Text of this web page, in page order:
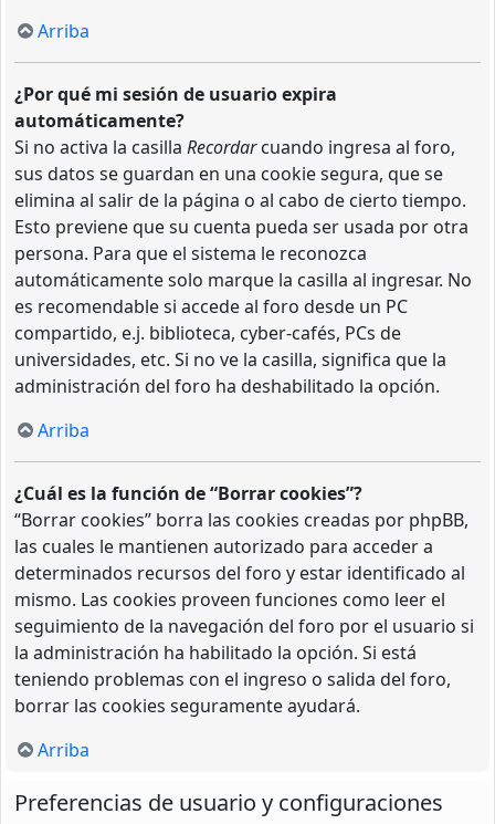
Arriba
¿Por qué mi sesión de usuario expira
automáticamente?
Si no activa la casilla Recordarcuando ingresa al foro,
sus datos se guardan en una cookie segura, que se
elimina al salir de la página o al cabo de cierto tiempo.
Esto previene que su cuenta pueda ser usada por otra
persona. Para que el sistema le reconozca
automáticamente solo marque la casilla al ingresar. No
es recomendable si accede al foro desde un PC
compartido, e.j. biblioteca, cyber-cafés, PCs de
universidades, etc. Si no ve la casilla, significa que la
administración del foro ha deshabilitado la opción.
Arriba
¿Cuál es la función de “Borrar cookies”?
“Borrar cookies” borra las cookies creadas por phpBB,
las cuales le mantienen autorizado para acceder a
determinados recursos del foro y estar identificado al
mismo. Las cookies proveen funciones como leer el
seguimiento de la navegación del foro por el usuario si
la administración ha habilitado la opción. Si está
teniendo problemas con el ingreso o salida del foro,
borrar las cookies seguramente ayudará.
Arriba
Preferencias de usuario y configuraciones